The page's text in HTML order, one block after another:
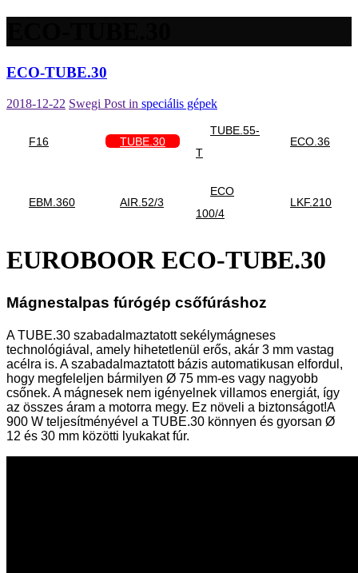
ECO-TUBE.30
2018-12-22 Swegi Post in speciális gépek
F16 TUBE.30
TUBE.55-
T
ECO.36
EBM.360 AIR.52/3
ECO
100/4
LKF.210
EUROBOOR ECO-TUBE.30
Mágnestalpas fúrógép csőfúráshoz
A TUBE.30 szabadalmaztatott sekélymágneses
technológiával, amely hihetetlenül erős, akár 3 mm vastag
acélra is. A szabadalmaztatott bázis automatikusan elfordul,
hogy megfeleljen bármilyen Ø 75 mm-es vagy nagyobb
csőnek. A mágnesek nem igényelnek villamos energiát, így
az összes áram a motorra megy. Ez növeli a biztonságot!A
900 W teljesítményével a TUBE.30 könnyen és gyorsan Ø
12 és 30 mm közötti lyukakat fúr.